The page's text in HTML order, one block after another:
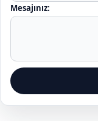
Ürün Linki
Mesajınız: